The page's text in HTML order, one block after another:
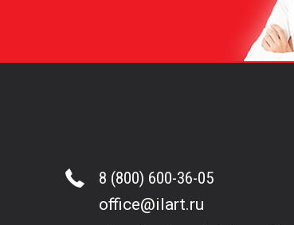
8 (800) 600-36-05
office@ilart.ru